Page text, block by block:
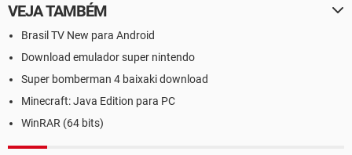
VEJA TAMBÉM
Brasil TV New para Android
Download emulador super nintendo
Super bomberman 4 baixaki download
Minecraft: Java Edition para PC
WinRAR (64 bits)